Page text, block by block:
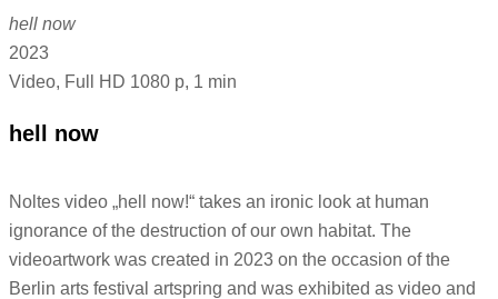
hell now
2023
Video, Full HD 1080 p, 1 min
hell now
Noltes video „hell now!“ takes an ironic look at human
ignorance of the destruction of our own habitat. The
videoartwork was created in 2023 on the occasion of the
Berlin arts festival artspring and was exhibited as video and